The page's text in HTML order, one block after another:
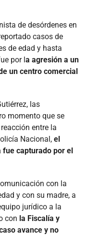
de desórdenes en
casos de
de edad y hasta
por la agresión a un
un centro comercial
las
momento que se
entre la
Nacional, el
fue capturado por el
con la
y con su madre, a
jurídico a la
con la Fiscalía y
avance y no